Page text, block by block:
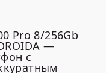
Pro 8/256Gb
—
с